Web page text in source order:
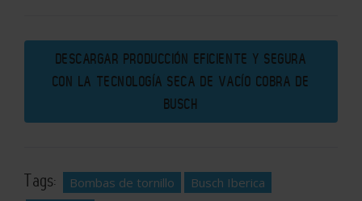
DESCARGAR PRODUCCIÓN EFICIENTE Y SEGURA
CON LA TECNOLOGÍA SECA DE VACÍO COBRA DE
BUSCH
Tags: Bombas de tornillo
Busch Iberica